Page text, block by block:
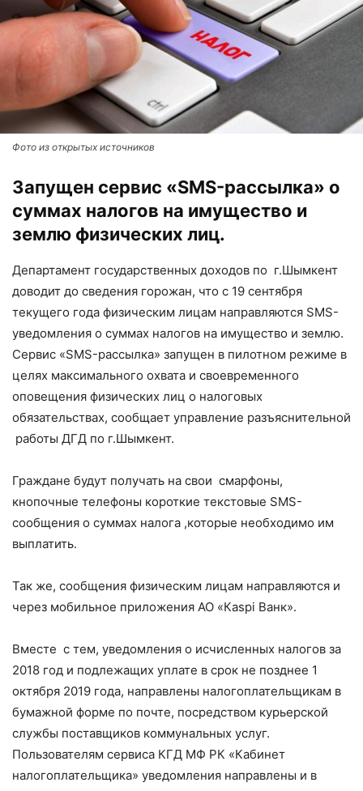
Фото из открытых источников
Запущен сервис «SMS-рассылка» о
суммах налогов на имущество и
землю физических лиц.
Департамент государственных доходов по г.Шымкент
доводит до сведения горожан, что c 19 сентября
текущего года физическим лицам направляются SMS-
уведомления о суммах налогов на имущество и землю.
Сервис «SMS-рассылка» запущен в пилотном режиме в
целях максимального охвата и своевременного
оповещения физических лиц о налоговых
обязательствах, сообщает управление разъяснительной
работы ДГД по г.Шымкент.
Граждане будут получать на свои смарфоны,
кнопочные телефоны короткие текстовые SMS-
сообщения о суммах налога ,которые необходимо им
выплатить.
Так же, сообщения физическим лицам направляются и
через мобильное приложения АО «Каspi Bанк».
Вместе с тем, уведомления о исчисленных налогов за
2018 год и подлежащих уплате в срок не позднее 1
октября 2019 года, направлены налогоплательщикам в
бумажной форме по почте, посредством курьерской
службы поставщиков коммунальных услуг.
Пользователям сервиса КГД МФ РК «Кабинет
налогоплательщика» уведомления направлены и в